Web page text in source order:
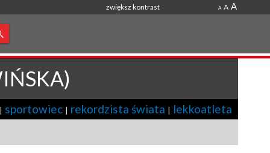
zwiększ kontrast A A A
| sportowiec | rekordzista świata | lekkoatleta